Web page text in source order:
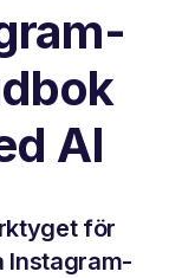
AI
för
Instagram-